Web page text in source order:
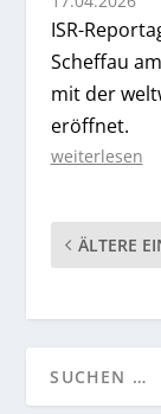
ISR-
Scheffau
mit der
eröffnet.
weiterlesen
ÄLTERE